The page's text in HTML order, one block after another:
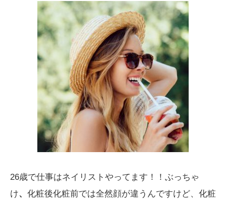
26歳で仕事はネイリストやってます！！ぶっちゃ
け、 化粧後化粧前では全然顔が違うんですけど、化粧